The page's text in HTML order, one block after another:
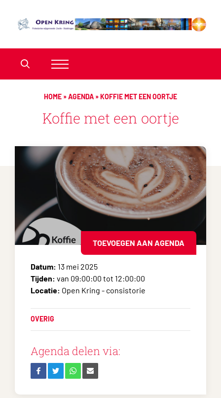
HOME »AGENDA »KOFFIE MET EEN OORTJE
Koffie met een oortje
TOEVOEGEN AAN AGENDA
Datum: 13 mei 2025
Tijden: van 09:00:00 tot 12:00:00
Locatie: Open Kring - consistorie
OVERIG
Agenda delen via: